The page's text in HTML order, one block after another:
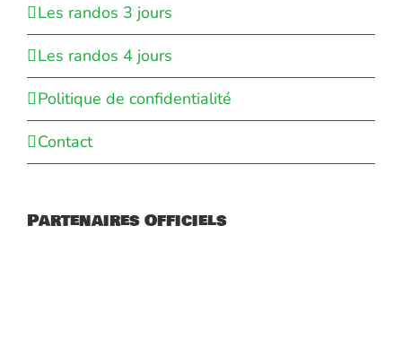
Les randos 3 jours
Les randos 4 jours
Politique de confidentialité
Contact
Partenaires Officiels